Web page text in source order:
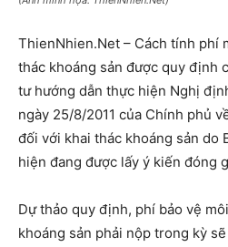
ThienNhien.Net – Cách tính phí
thác khoáng sản được quy định
tư hướng dẫn thực hiện Nghị
ngày 25/8/2011 của Chính phủ
đối với khai thác khoáng sản do
hiện đang được lấy ý kiến đóng
Dự thảo quy định, phí bảo vệ
khoáng sản phải nộp trong kỳ